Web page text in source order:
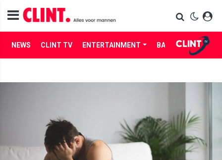
NEWS CLINT TV ENTERTAINMENT BABES LIFE